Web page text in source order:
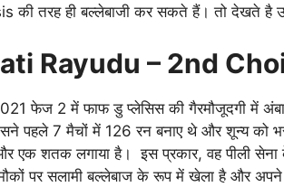
की तरह ही बल्लेबाजी कर सकते हैं। तो देखते है
Rayudu – 2nd
फेज 2 में फाफ डु प्लेसिस की गैरमौजूदगी में
पहले 7 मैचों में 126 रन बनाए थे और शून्य को
एक शतक लगाया है। इस प्रकार, वह पीली
पर सलामी बल्लेबाज के रूप में खेला है और